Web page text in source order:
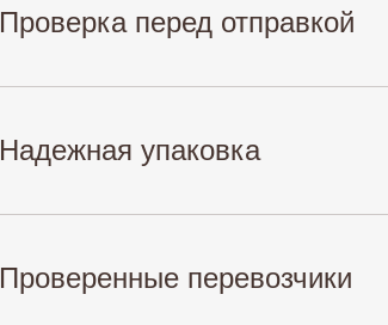
Проверенные перевозчики
Надежная упаковка
Проверка перед отправкой